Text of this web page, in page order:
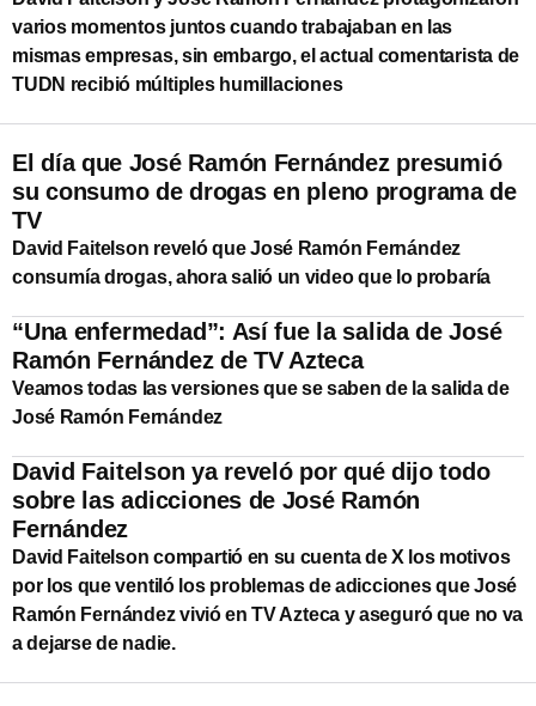
varios momentos juntos cuando trabajaban en las
mismas empresas, sin embargo, el actual comentarista de
TUDN recibió múltiples humillaciones
El día que José Ramón Fernández presumió
su consumo de drogas en pleno programa de
TV
David Faitelson reveló que José Ramón Fernández
consumía drogas, ahora salió un video que lo probaría
“Una enfermedad”: Así fue la salida de José
Ramón Fernández de TV Azteca
Veamos todas las versiones que se saben de la salida de
José Ramón Fernández
David Faitelson ya reveló por qué dijo todo
sobre las adicciones de José Ramón
Fernández
David Faitelson compartió en su cuenta de X los motivos
por los que ventiló los problemas de adicciones que José
Ramón Fernández vivió en TV Azteca y aseguró que no va
a dejarse de nadie.